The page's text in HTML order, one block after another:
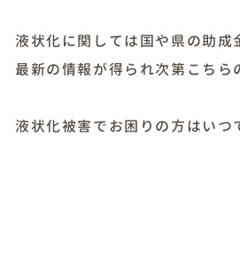
液状化に関しては国や県の助成
最新の情報が得られ次第こちら
液状化被害でお困りの方はいつ